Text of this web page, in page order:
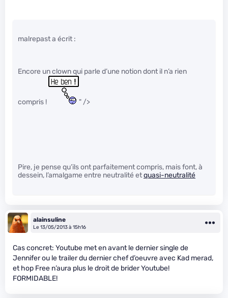
malrepast a écrit :
Encore un clown qui parle d’une notion dont il n’a rien
compris ! " />
Pire, je pense qu’ils ont parfaitement compris, mais font, à
dessein, l’amalgame entre neutralité etquasi-neutralité
alainsuline
Le 13/05/2013 à 15h16
Cas concret: Youtube met en avant le dernier single de
Jennifer ou le trailer du dernier chef d’oeuvre avec Kad merad,
et hop Free n’aura plus le droit de brider Youtube!
FORMIDABLE!